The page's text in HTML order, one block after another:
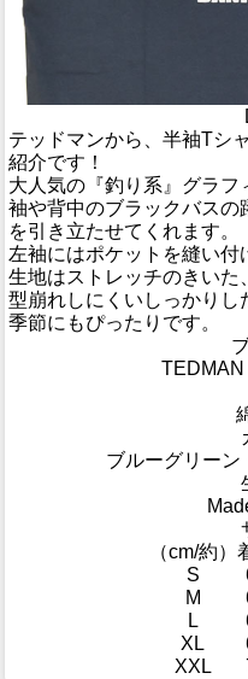
テッドマンから、半袖Tシ
紹介です！
大人気の『釣り系』グラフ
袖や背中のブラックバスの
を引き立たせてくれます。
左袖にはポケットを縫い付
生地はストレッチのきいた
型崩れしにくいしっかりし
季節にもぴったりです。
TEDMAN
ブルーグリーン
（cm/約）
S
M
L
XL
XXL